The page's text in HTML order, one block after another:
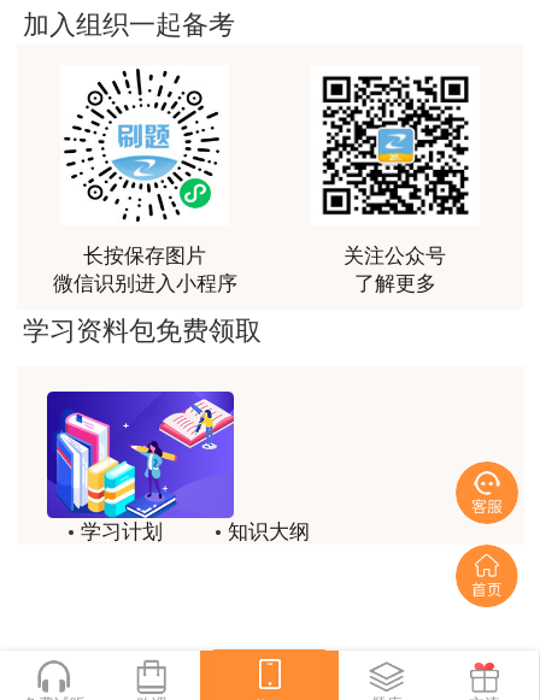
经营与管理、理论与方法和案例：经营与管
例的学习;优先保证经营与管理、理论与方法备
(2)报考全科
报考全科，考生只要多多花时间、花精力，做
好充分的准备，一次通过四科的可能性还是有的，
保险起见也可以报名一些培训班，在网校辅导下，
考生更容易抓住重点难点，快速掌握解题技巧，相
信您一定会在短时间内取得最好的学习效果。
房地产估价师的考试时间为10月的19日和20
日。目前距离考试还有很长的一段是时间。符合报
名条件的考生，抓紧时间购买教材准备复习，为自
己争取更多的机会。需要复习资料的同学可以登录
免费试
用户m1****68
朋友推荐过来的，直接选的网校最好的班，希望一把
用户m0****68
王佑辉老师土估的神
王佑辉讲的课很好，答疑老师1526很有耐心，答疑的
加入组织一起备考
长按保存图片
微信识别进入小程序
关注公众号
了解更多
学习资料包免费领取
学习计划
知识大纲